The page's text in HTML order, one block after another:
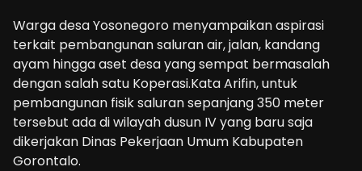
Warga desa Yosonegoro menyampaikan aspirasi
terkait pembangunan saluran air, jalan, kandang
ayam hingga aset desa yang sempat bermasalah
dengan salah satu Koperasi.Kata Arifin, untuk
pembangunan fisik saluran sepanjang 350 meter
tersebut ada di wilayah dusun IV yang baru saja
dikerjakan Dinas Pekerjaan Umum Kabupaten
Gorontalo.